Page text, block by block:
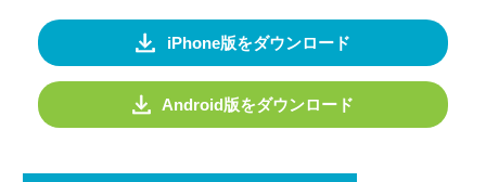
iPhone版をダウンロード
Android版をダウンロード